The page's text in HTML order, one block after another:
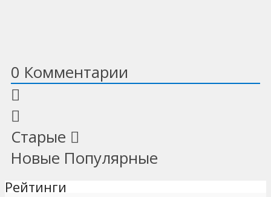
0 Комментарии
Старые
Новые Популярные
Рейтинги